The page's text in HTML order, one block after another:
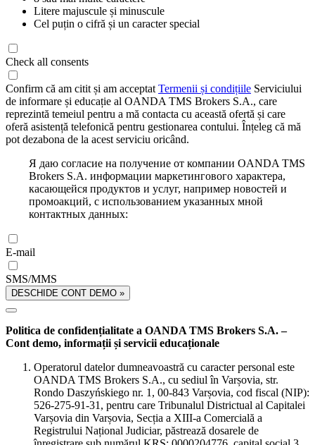
Litere majuscule și minuscule
Cel puțin o cifră și un caracter special
Check all consents
Confirm că am citit și am acceptat Termenii și condițiile Serviciului
de informare și educație al OANDA TMS Brokers S.A., care
reprezintă temeiul pentru a mă contacta cu această ofertă și care
oferă asistență telefonică pentru gestionarea contului. Înțeleg că mă
pot dezabona de la acest serviciu oricând.
Я даю согласие на получение от компании OANDA TMS
Brokers S.A. информации маркетингового характера,
касающейся продуктов и услуг, например новостей и
промоакций, с использованием указанных мной
контактных данных:
E-mail
SMS/MMS
DESCHIDE CONT DEMO »
Politica de confidențialitate a OANDA TMS Brokers S.A. –
Cont demo, informații și servicii educaționale
Operatorul datelor dumneavoastră cu caracter personal este
OANDA TMS Brokers S.A., cu sediul în Varșovia, str.
Rondo Daszyńskiego nr. 1, 00-843 Varșovia, cod fiscal (NIP):
526-275-91-31, pentru care Tribunalul Districtual al Capitalei
Varșovia din Varșovia, Secția a XIII-a Comercială a
Registrului Național Judiciar, păstrează dosarele de